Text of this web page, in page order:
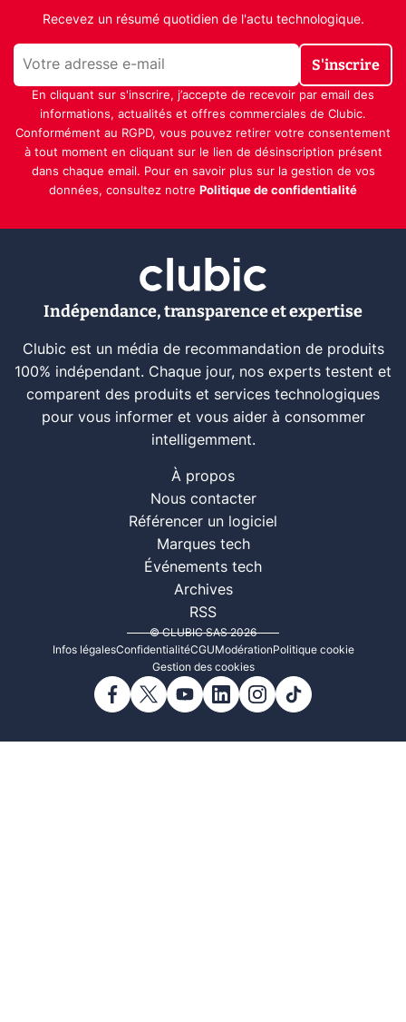
Recevez un résumé quotidien de l'actu technologique.
S'inscrire
En cliquant sur s'inscrire, j’accepte de recevoir par email des
informations, actualités et offres commerciales de Clubic.
Conformément au RGPD, vous pouvez retirer votre consentement
à tout moment en cliquant sur le lien de désinscription présent
dans chaque email. Pour en savoir plus sur la gestion de vos
données, consultez notre Politique de confidentialité
Indépendance, transparence et expertise
Clubic est un média de recommandation de produits
100% indépendant. Chaque jour, nos experts testent et
comparent des produits et services technologiques
pour vous informer et vous aider à consommer
intelligemment.
À propos
Nous contacter
Référencer un logiciel
Marques tech
Événements tech
Archives
RSS
© CLUBIC SAS 2026
Infos légalesConfidentialitéCGUModérationPolitique cookie
Gestion des cookies